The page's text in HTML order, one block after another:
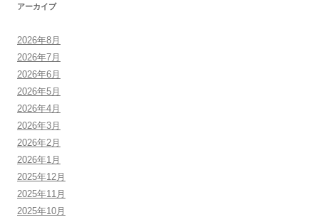
アーカイブ
2026年8月
2026年7月
2026年6月
2026年5月
2026年4月
2026年3月
2026年2月
2026年1月
2025年12月
2025年11月
2025年10月